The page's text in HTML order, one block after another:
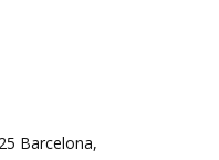
Barcelona,